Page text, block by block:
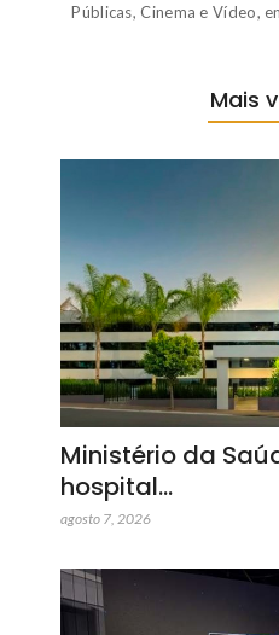
Públicas, Cinema e Vídeo,
Mais
Ministério da
hospital…
agosto 7, 2026